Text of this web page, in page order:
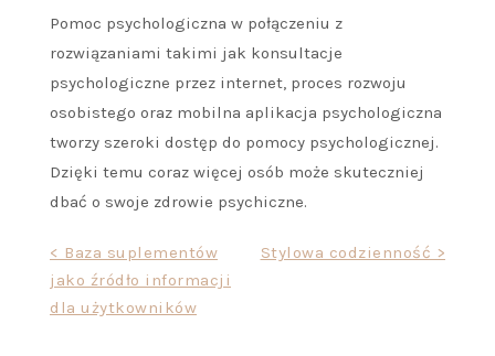
Pomoc psychologiczna w połączeniu z
rozwiązaniami takimi jak konsultacje
psychologiczne przez internet, proces rozwoju
osobistego oraz mobilna aplikacja psychologiczna
tworzy szeroki dostęp do pomocy psychologicznej.
Dzięki temu coraz więcej osób może skuteczniej
dbać o swoje zdrowie psychiczne.
Nawigacja
wpisu
< Baza suplementów
jako źródło informacji
dla użytkowników
Stylowa codzienność >